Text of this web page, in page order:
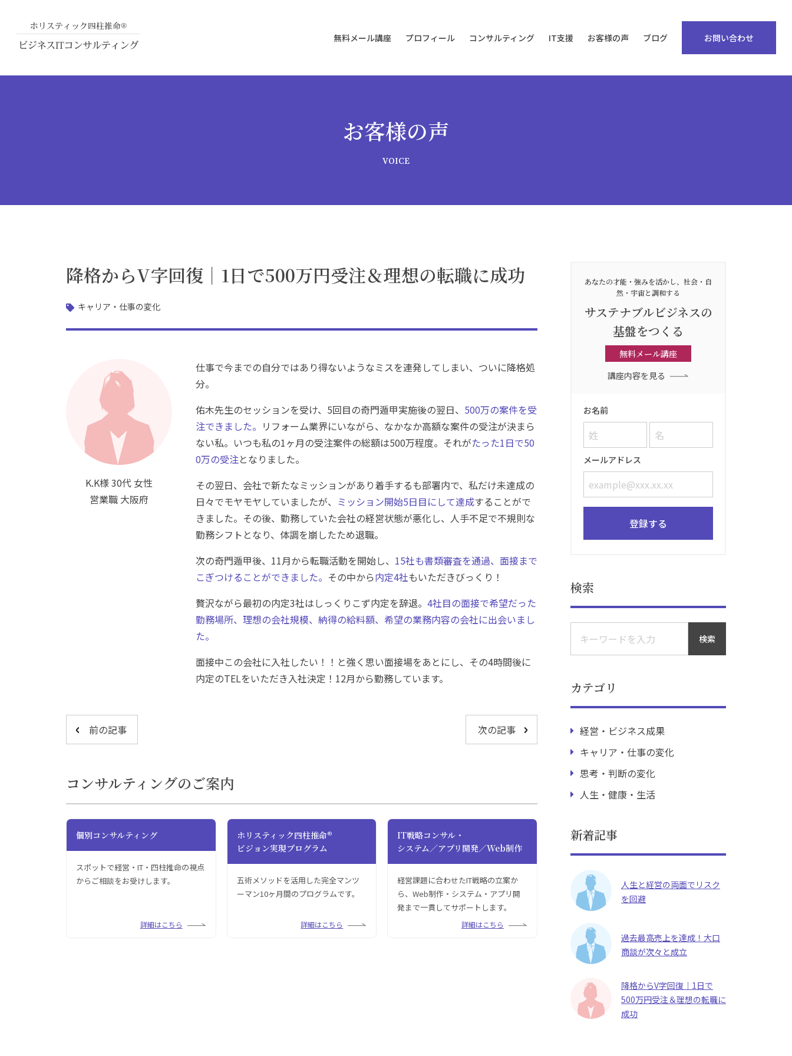
無料メール講座 プロフィール コンサルティング IT支援 お客様の声 ブログ お問い合わせ
お客様の声
降格からV字回復｜1日で500万円受注＆理想の転職に成功
キャリア・仕事の変化
K.K様 30代 女性
営業職 大阪府
仕事で今までの自分ではあり得ないようなミスを連発してしまい、ついに降格処
分。
佑木先生のセッションを受け、5回目の奇門遁甲実施後の翌日、 500万の案件を受
注できました。 リフォーム業界にいながら、なかなか高額な案件の受注が決まら
ない私。いつも私の1ヶ月の受注案件の総額は500万程度。それがたった1日で50
0万の受注となりました。
その翌日、会社で新たなミッションがあり着手するも部署内で、私だけ未達成の
日々でモヤモヤしていましたが、 ミッション開始5日目にして達成することがで
きました。その後、勤務していた会社の経営状態が悪化し、人手不足で不規則な
勤務シフトとなり、体調を崩したため退職。
次の奇門遁甲後、11月から転職活動を開始し、 15社も書類審査を通過、面接まで
こぎつけることができました。 その中から内定4社もいただきびっくり！
贅沢ながら最初の内定3社はしっくりこず内定を辞退。 4社目の面接で希望だった
勤務場所、理想の会社規模、納得の給料額、希望の業務内容の会社に出会いまし
た。
面接中この会社に入社したい！！と強く思い面接場をあとにし、その4時間後に
内定のTELをいただき入社決定！12月から勤務しています。
前の記事 次の記事
コンサルティングのご案内
個別コンサルティング
スポットで経営・IT・四柱推命の視点
からご相談をお受けします。
詳細はこちら
ホリスティック四柱推命®
ビジョン実現プログラム
五術メソッドを活用した完全マンツ
ーマン10ヶ月間のプログラムです。
詳細はこちら
IT戦略コンサル・
システム／アプリ開発／Web制作
経営課題に合わせたIT戦略の立案か
ら、Web制作・システム・アプリ開
発まで一貫してサポートします。
詳細はこちら
あなたの才能・強みを活かし、 社会・自
然・宇宙と調和する
サステナブルビジネスの
基盤をつくる
無料メール講座
講座内容を見る
お名前
メールアドレス
登録する
検索
検索
カテゴリ
経営・ビジネス成果
キャリア・仕事の変化
思考・判断の変化
人生・健康・生活
新着記事
人生と経営の両面でリスク
を回避
過去最高売上を達成！大口
商談が次々と成立
降格からV字回復｜1日で
500万円受注＆理想の転職に
成功